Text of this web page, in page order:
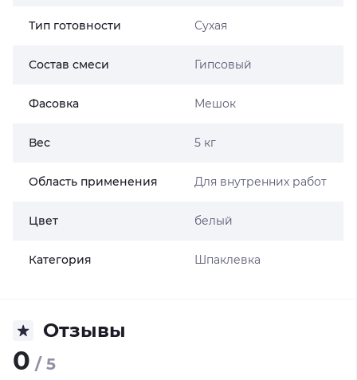
Тип готовности Сухая
Состав смеси Гипсовый
Фасовка Мешок
Вес 5 кг
Область применения Для внутренних работ
Цвет белый
Категория Шпаклевка
Отзывы
0 / 5